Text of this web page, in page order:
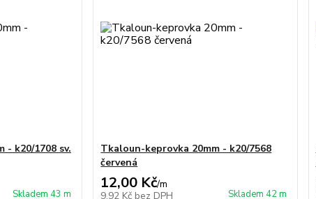
- k20/1708 sv.
Skladem 43 m
Tkaloun-keprovka 20mm - k20/7568
červená
12,00 Kč/m
9,92 Kč bez DPH Skladem 42 m